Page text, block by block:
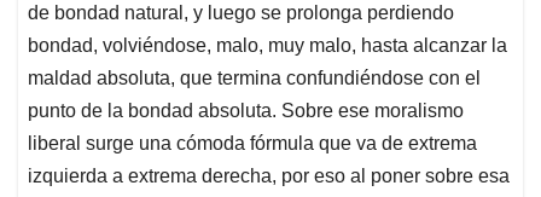
de bondad natural, y luego se prolonga perdiendo
bondad, volviéndose, malo, muy malo, hasta alcanzar la
maldad absoluta, que termina confundiéndose con el
punto de la bondad absoluta. Sobre ese moralismo
liberal surge una cómoda fórmula que va de extrema
izquierda a extrema derecha, por eso al poner sobre esa